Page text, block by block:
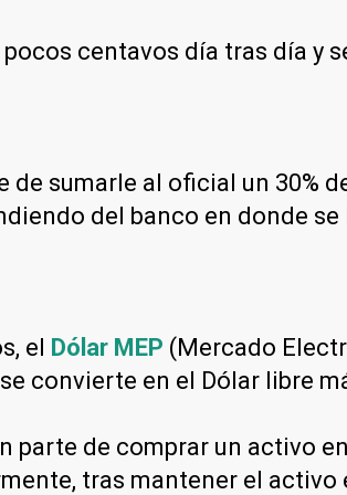
centavos día tras día y
de sumarle al oficial un 30%
del banco en donde
el Dólar MEP (Mercado
convierte en el Dólar libre
de comprar un activo
tras mantener el